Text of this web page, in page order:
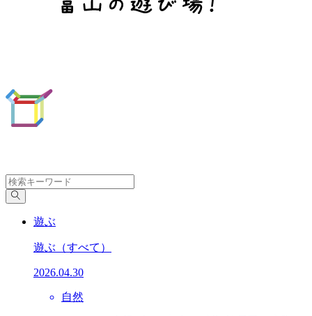
遊ぶ
遊ぶ （すべて）
2026.04.30
自然